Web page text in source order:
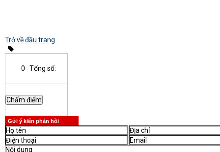
Trở về đầu trang
0 Tổng số:
Gửi ý kiến phản hồi